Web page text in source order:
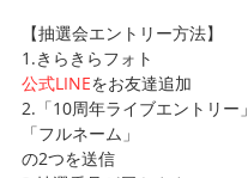
【抽選会エントリー方法】
1.きらきらフォト
公式LINEをお友達追加
2.「10周年ライブエントリー」
「フルネーム」
の2つを送信